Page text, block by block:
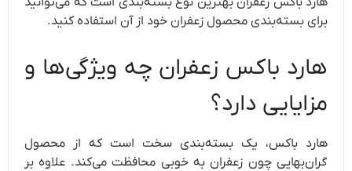
برای بسته‌بندی محصول زعفران خود از آن استفاده کنید.
هارد باکس زعفران چه ویژگی‌ها و
مزایایی دارد؟
هارد باکس، یک بسته‌بندی سخت است که از محصول
گران‌بهایی چون زعفران به خوبی محافظت می‌کند. علاوه بر